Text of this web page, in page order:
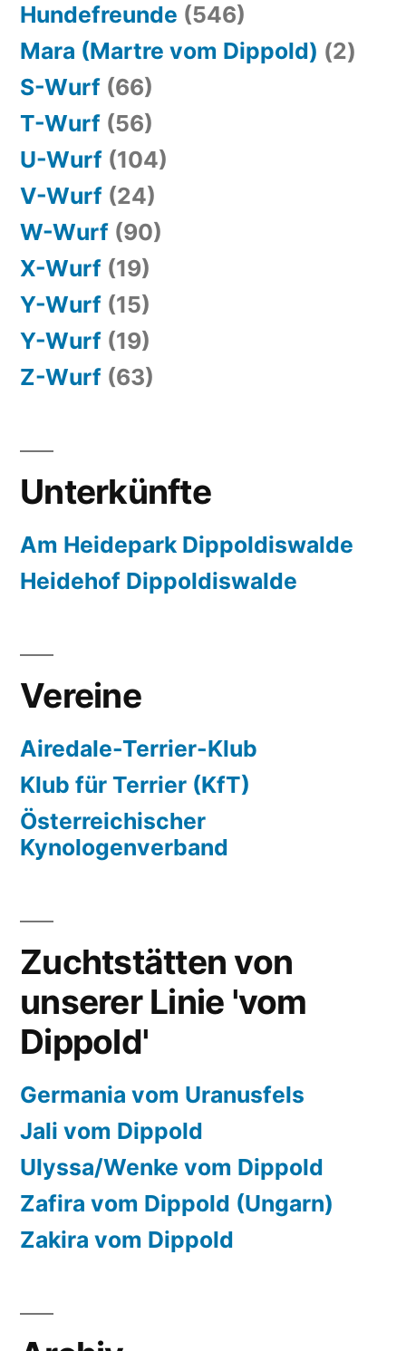
Hundefreunde (546)
Mara (Martre vom Dippold) (2)
S-Wurf (66)
T-Wurf (56)
U-Wurf (104)
V-Wurf (24)
W-Wurf (90)
X-Wurf (19)
Y-Wurf (15)
Y-Wurf (19)
Z-Wurf (63)
Unterkünfte
Am Heidepark Dippoldiswalde
Heidehof Dippoldiswalde
Vereine
Airedale-Terrier-Klub
Klub für Terrier (KfT)
Österreichischer
Kynologenverband
Zuchtstätten von
unserer Linie 'vom
Dippold'
Germania vom Uranusfels
Jali vom Dippold
Ulyssa/Wenke vom Dippold
Zafira vom Dippold (Ungarn)
Zakira vom Dippold